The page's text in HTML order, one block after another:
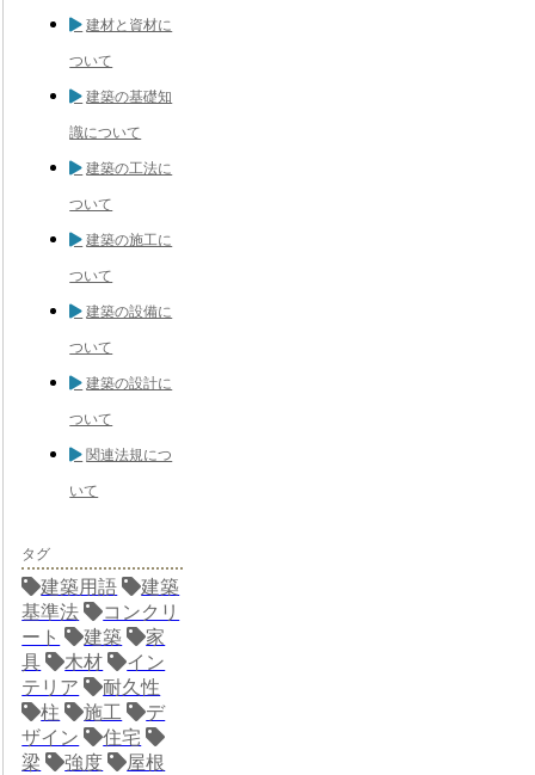
建材と資材に
ついて
建築の基礎知
識について
建築の工法に
ついて
建築の施工に
ついて
建築の設備に
ついて
建築の設計に
ついて
関連法規につ
いて
タグ
建築用語
建築
基準法
コンクリ
ート
建築
家
具
木材
イン
テリア
耐久性
柱
施工
デ
ザイン
住宅
梁
強度
屋根